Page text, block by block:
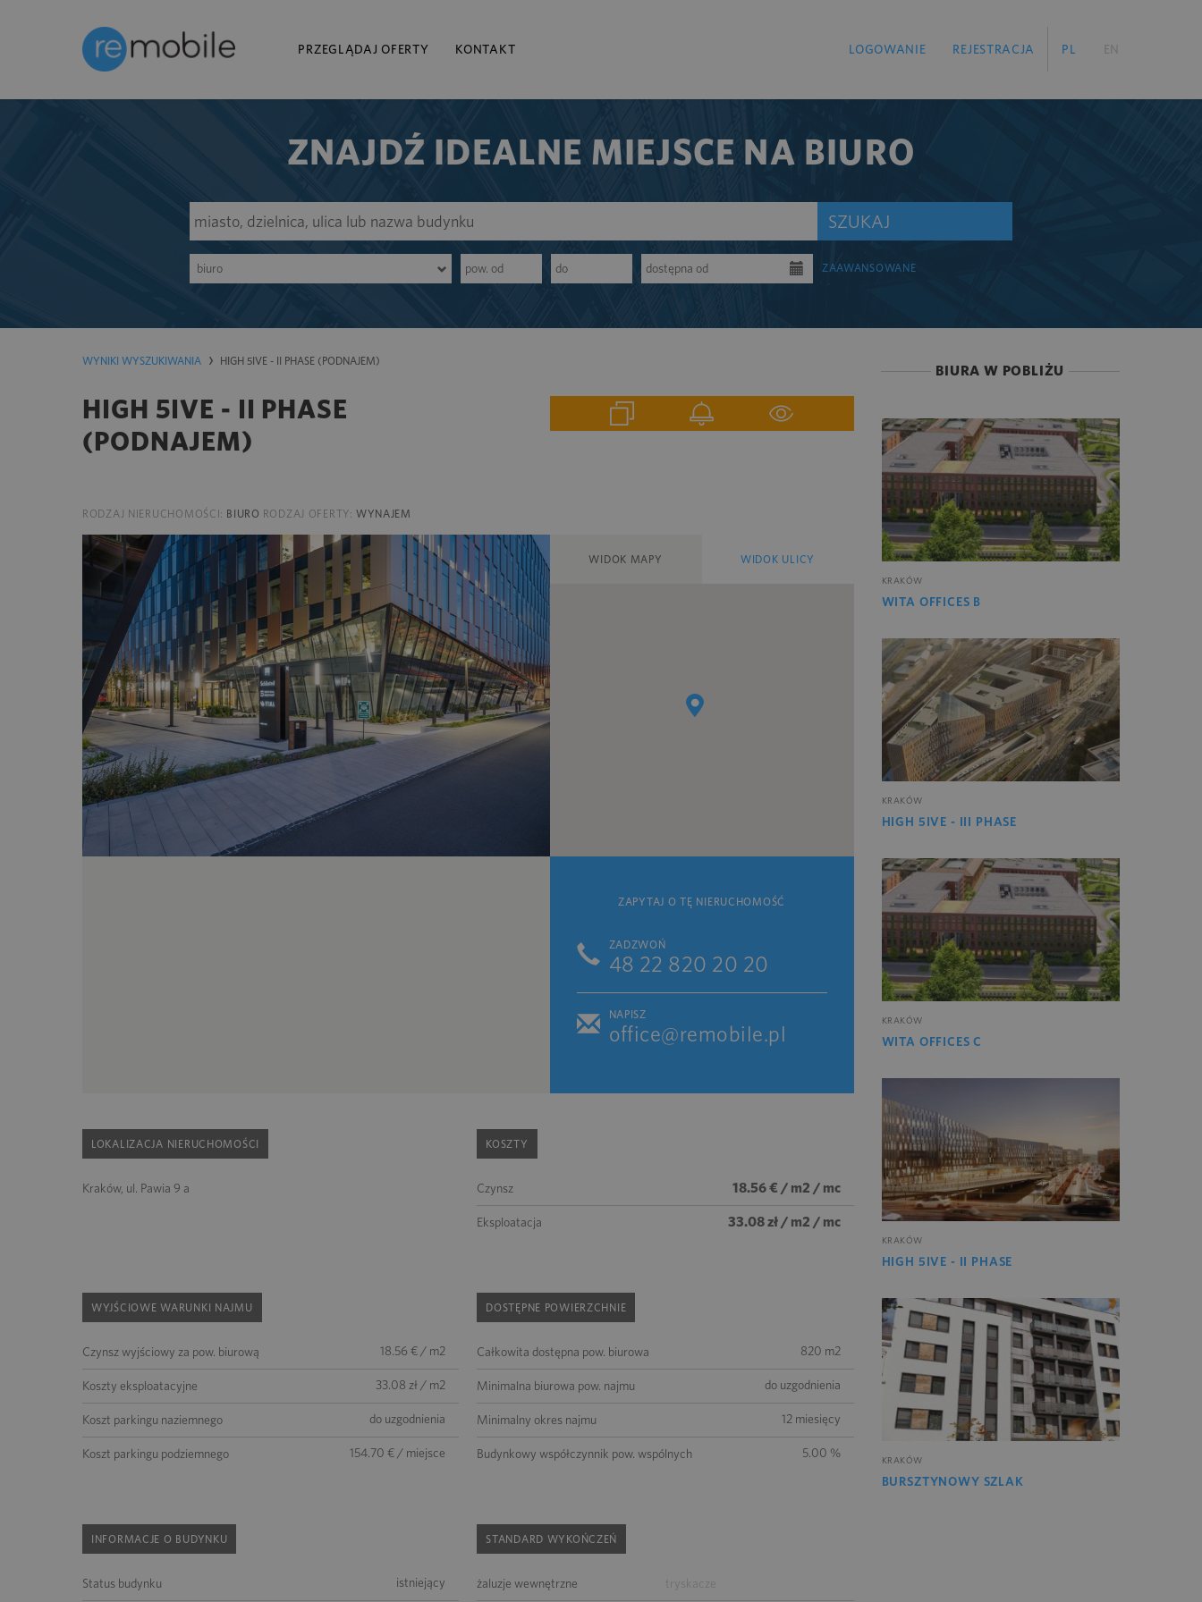
PRZEGLĄDAJ OFERTY KONTAKT PL EN
LOGOWANIE REJESTRACJA
ZNAJDŹ IDEALNE MIEJSCE NA BIURO
biuro
SZUKAJ
ZAAWANSOWANE
WYNIKI WYSZUKIWANIA HIGH 5IVE - II PHASE (PODNAJEM)
HIGH 5IVE - II PHASE
(PODNAJEM)
RODZAJ NIERUCHOMOŚCI: BIURO RODZAJ OFERTY: WYNAJEM
WIDOK MAPY WIDOK ULICY
ZAPYTAJ O TĘ NIERUCHOMOŚĆ
ZADZWOŃ
48 22 820 20 20
NAPISZ
office@remobile.pl
LOKALIZACJA NIERUCHOMOŚCI
Kraków, ul. Pawia 9 a
KOSZTY
Czynsz 18.56 € / m2 / mc
Eksploatacja 33.08 zł / m2 / mc
WYJŚCIOWE WARUNKI NAJMU
Czynsz wyjściowy za pow. biurową 18.56 € / m2
Koszty eksploatacyjne 33.08 zł / m2
Koszt parkingu naziemnego do uzgodnienia
Koszt parkingu podziemnego 154.70 € / miejsce
DOSTĘPNE POWIERZCHNIE
Całkowita dostępna pow. biurowa 820 m2
Minimalna biurowa pow. najmu do uzgodnienia
Minimalny okres najmu 12 miesięcy
Budynkowy współczynnik pow. wspólnych 5.00 %
INFORMACJE O BUDYNKU
Status budynku istniejący
STANDARD WYKOŃCZEŃ
żaluzje wewnętrzne tryskacze
BIURA W POBLIŻU
KRAKÓW
WITA OFFICES B
KRAKÓW
HIGH 5IVE - III PHASE
KRAKÓW
WITA OFFICES C
KRAKÓW
HIGH 5IVE - II PHASE
KRAKÓW
BURSZTYNOWY SZLAK